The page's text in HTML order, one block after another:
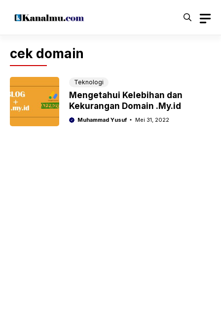
cek domain
Teknologi
Mengetahui Kelebihan dan
Kekurangan Domain .My.id
Muhammad Yusuf Mei 31, 2022